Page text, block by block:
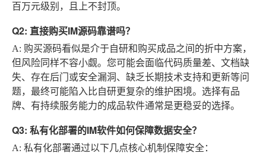
百万元级别，且上不封顶。
Q2: 直接购买IM源码靠谱吗？
A: 购买源码看似是介于自研和购买成品之间的折中方案，
但风险同样不容小觑。您可能会面临代码质量差、文档缺
失、存在后门或安全漏洞、缺乏长期技术支持和更新等问
题，最终可能陷入比自研更复杂的维护困境。选择有品
牌、有持续服务能力的成品软件通常是更稳妥的选择。
Q3: 私有化部署的IM软件如何保障数据安全？
A: 私有化部署通过以下几点核心机制保障安全：